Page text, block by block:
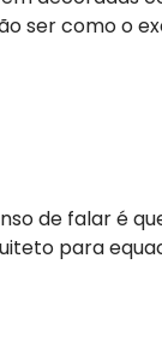
ser como o
de falar é
para